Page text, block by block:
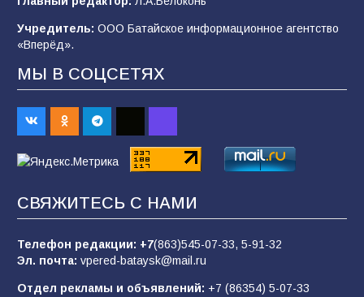
строительные профессии в ходе
спортивного праздника
91
Батайским спортсменам вручили награды
конкурса «Большая перемена»
Командовал боем до последнего: герой
Учредитель: ООО Батайское информационное агентство
«Вперёд».
МЫ В СОЦСЕТЯХ
СВЯЖИТЕСЬ С НАМИ
Телефон редакции: +7(863)545-07-33, 5-91-32
Эл. почта: vpered-bataysk@mail.ru
Отдел рекламы и объявлений: +7 (86354) 5-07-33